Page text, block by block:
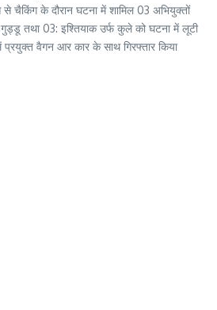
से चैकिंग के दौरान घटना में शामिल 03 अभियुक्तों
तथा 03: इश्तियाक उर्फ कुले को घटना में लूटी
प्रयुक्त वैगन आर कार के साथ गिरफ्तार किया